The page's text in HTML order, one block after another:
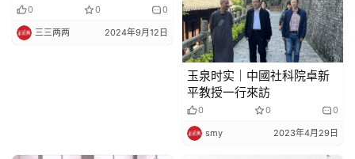
影响”研讨会
0 0 0
三三两两 2024年9月12日
玉泉时实｜中國社科院卓新
平教授一行來訪
0 0 0
smy 2023年4月29日